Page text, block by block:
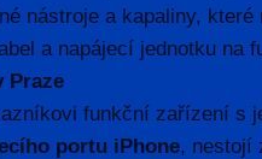
nástroje a kapaliny,
a napájecí jednotku na
Praze
funkční zařízení s
portu iPhone, nestojí